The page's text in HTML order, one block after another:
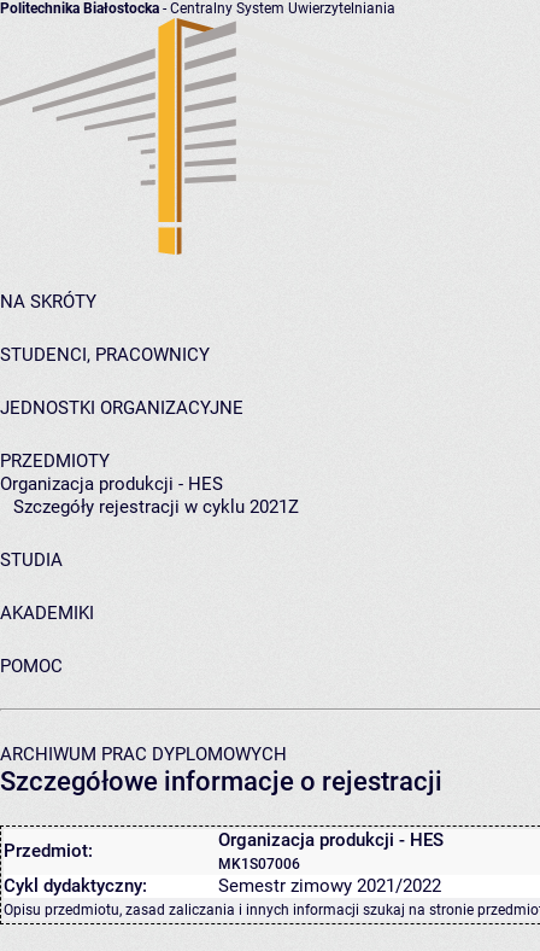
Politechnika Białostocka - Centralny System Uwierzytelniania
NA SKRÓTY
STUDENCI, PRACOWNICY
JEDNOSTKI ORGANIZACYJNE
PRZEDMIOTY
Organizacja produkcji - HES
Szczegóły rejestracji w cyklu 2021Z
STUDIA
AKADEMIKI
POMOC
ARCHIWUM PRAC DYPLOMOWYCH
Szczegółowe informacje o rejestracji
Przedmiot: Organizacja produkcji - HES
MK1S07006
Cykl dydaktyczny: Semestr zimowy 2021/2022
Opisu przedmiotu, zasad zaliczania i innych informacji szukaj na stronie